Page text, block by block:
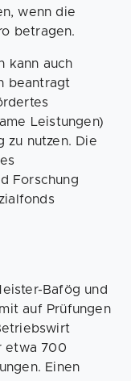
wenn die
betragen.
kann auch
beantragt
Leistungen)
zu nutzen. Die
Forschung
Bafög und
auf Prüfungen
etwa 700
Einen